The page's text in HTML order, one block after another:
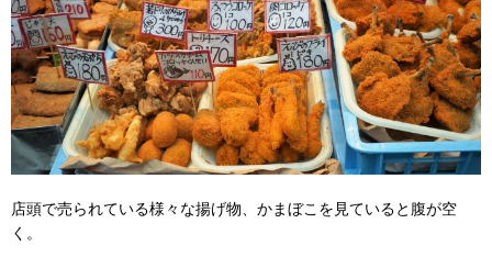
店頭で売られている様々な揚げ物、かまぼこを見ていると腹が空
く。